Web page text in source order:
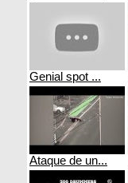
Genial spot ...
Ataque de un...